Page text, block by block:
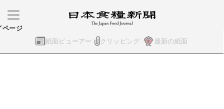
紙面ビューアー クリッピング 最新の紙面
ページ